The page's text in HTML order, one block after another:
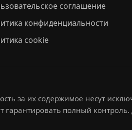
соглашение
конфиденциальности
cookie
за их содержимое несут
полный